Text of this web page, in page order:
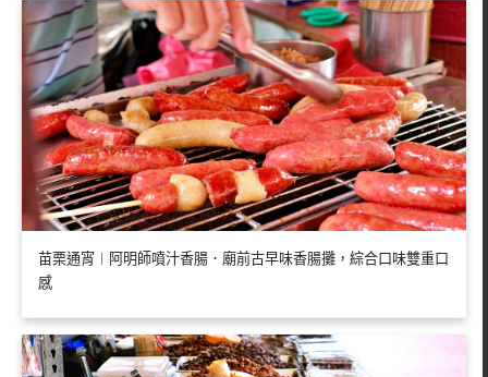
苗栗通宵︱阿明師噴汁香腸．廟前古早味香腸攤，綜合口味雙重口
感